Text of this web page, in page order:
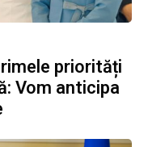
priorități
Vom anticipa